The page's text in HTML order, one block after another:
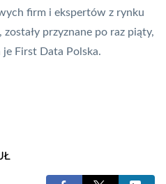
firm i ekspertów z rynku
przyznane po raz piąty,
je First Data Polska.